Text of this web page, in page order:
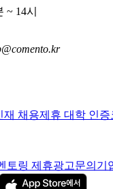
~ 14시
재 채용제휴 대학 인증
토링 제휴광고문의 기